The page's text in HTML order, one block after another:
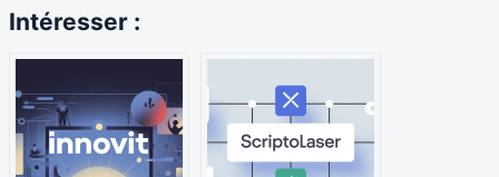
Intéresser :